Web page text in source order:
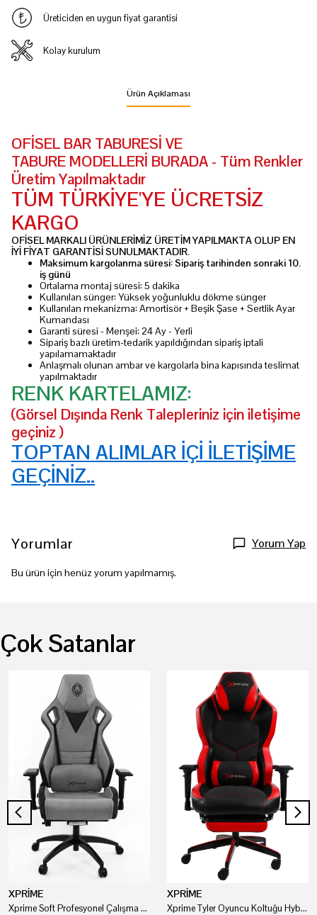
Üreticiden en uygun fiyat garantisi
Kolay kurulum
Ürün Açıklaması
OFİSEL BAR TABURESİ VE
TABURE MODELLERİ BURADA - Tüm Renkler
Üretim Yapılmaktadır
TÜM TÜRKİYE'YE ÜCRETSİZ
KARGO
OFİSEL MARKALI ÜRÜNLERİMİZ ÜRETİM YAPILMAKTA OLUP EN
İYİ FİYAT GARANTİSİ SUNULMAKTADIR.
Maksimum kargolanma süresi: Sipariş tarihinden sonraki 10.
iş günü
Ortalama montaj süresi: 5 dakika
Kullanılan sünger: Yüksek yoğunluklu dökme sünger
Kullanılan mekanizma: Amortisör + Beşik Şase + Sertlik Ayar
Kumandası
Garanti süresi - Menşei: 24 Ay - Yerli
Sipariş bazlı üretim-tedarik yapıldığından sipariş iptali
yapılamamaktadır
Anlaşmalı olunan ambar ve kargolarla bina kapısında teslimat
yapılmaktadır
RENK KARTELAMIZ:
(Görsel Dışında Renk Talepleriniz için iletişime
geçiniz )
TOPTAN ALIMLAR İÇİ İLETİŞİME
GEÇİNİZ..
Yorumlar Yorum Yap
Bu ürün için henüz yorum yapılmamış.
Çok Satanlar
XPRİME
Xprime Soft Profesyonel Çalışma Ve Oyuncu Koltuğu
XPRİME
Xprime Tyler Oyuncu Koltuğu Hybrid Kumaş Kırmızı